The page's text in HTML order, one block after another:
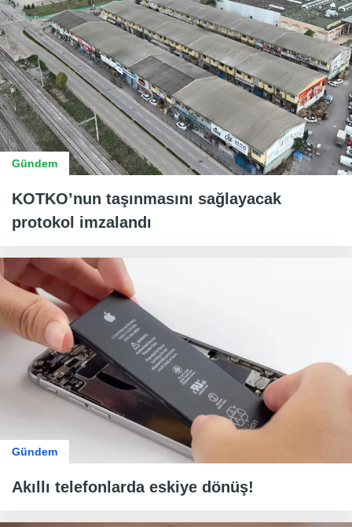
Gündem
KOTKO’nun taşınmasını sağlayacak
protokol imzalandı
Gündem
Akıllı telefonlarda eskiye dönüş!